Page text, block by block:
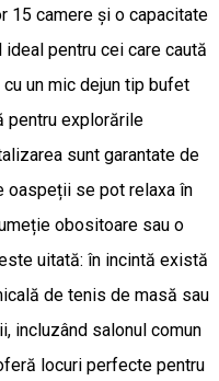
15 camere și o capacitate
pentru cei care caută
un mic dejun tip bufet
pentru explorările
sunt garantate de
oaspeții se pot relaxa în
obositoare sau o
uitată: în incintă există
de tenis de masă sau
incluzând salonul comun
locuri perfecte pentru